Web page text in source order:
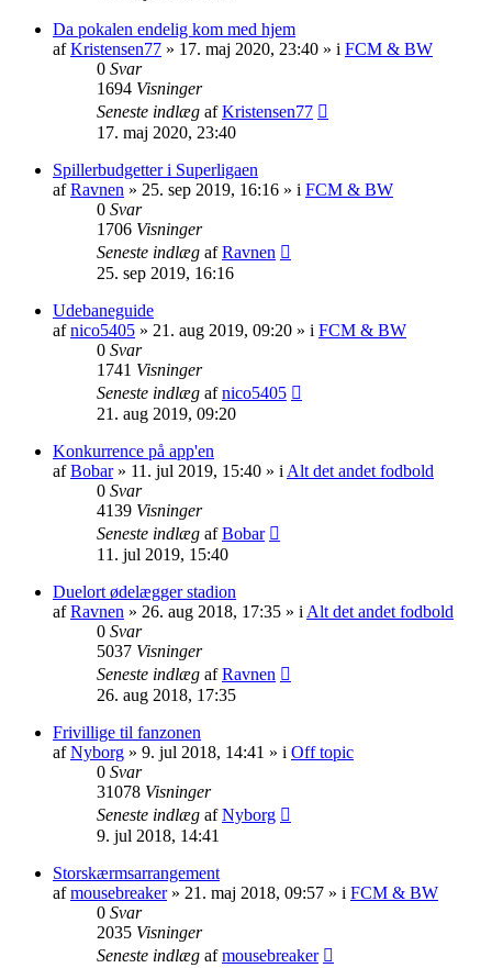
Da pokalen endelig kom med hjem
afKristensen77 » 17. maj 2020, 23:40 » i FCM & BW
0 Svar
1694 Visninger
Seneste indlæg afKristensen77
17. maj 2020, 23:40
Spillerbudgetter i Superligaen
afRavnen » 25. sep 2019, 16:16 » i FCM & BW
0 Svar
1706 Visninger
Seneste indlæg afRavnen
25. sep 2019, 16:16
Udebaneguide
afnico5405 » 21. aug 2019, 09:20 » i FCM & BW
0 Svar
1741 Visninger
Seneste indlæg afnico5405
21. aug 2019, 09:20
Konkurrence på app'en
afBobar» 11. jul 2019, 15:40 » i Alt det andet fodbold
0 Svar
4139 Visninger
Seneste indlæg afBobar
11. jul 2019, 15:40
Duelort ødelægger stadion
afRavnen » 26. aug 2018, 17:35 » i Alt det andet fodbold
0 Svar
5037 Visninger
Seneste indlæg afRavnen
26. aug 2018, 17:35
Frivillige til fanzonen
afNyborg » 9. jul 2018, 14:41 » i Off topic
0 Svar
31078 Visninger
Seneste indlæg afNyborg
9. jul 2018, 14:41
Storskærmsarrangement
afmousebreaker» 21. maj 2018, 09:57 » i FCM & BW
0 Svar
2035 Visninger
Seneste indlæg afmousebreaker